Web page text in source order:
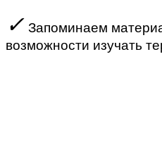
✓ Запоминаем
возможности изучать